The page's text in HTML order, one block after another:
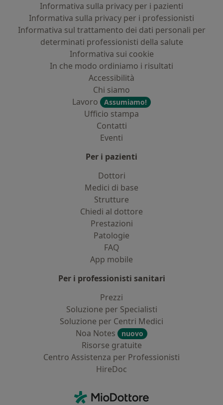
Informativa sulla privacy per i pazienti
Informativa sulla privacy per i professionisti
Informativa sul trattamento dei dati personali per
determinati professionisti della salute
Informativa sui cookie
In che modo ordiniamo i risultati
Accessibilità
Chi siamo
Lavoro
Assumiamo!
Ufficio stampa
Contatti
Eventi
Per i pazienti
Dottori
Medici di base
Strutture
Chiedi al dottore
Prestazioni
Patologie
FAQ
App mobile
Per i professionisti sanitari
Prezzi
Soluzione per Specialisti
Soluzione per Centri Medici
Noa Notes
nuovo
Risorse gratuite
Centro Assistenza per Professionisti
HireDoc
MioDottore - Homepage